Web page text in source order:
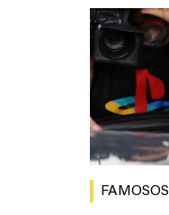
FAMOSOS